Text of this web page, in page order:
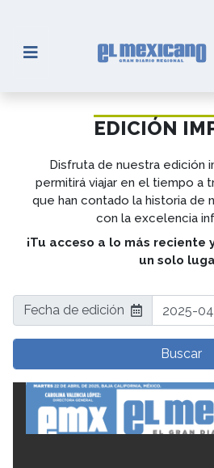
EDICIÓN
Disfruta de nuestra edición
permitirá viajar en el tiempo a
que han contado la historia de
con la excelencia
¡Tu acceso a lo más reciente
un solo
Fecha de edición